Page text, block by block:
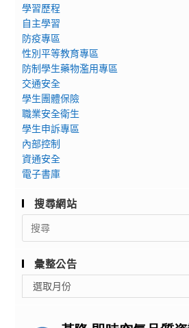
學習歷程
自主學習
防疫專區
性別平等教育專區
防制學生藥物濫用專區
交通安全
學生團體保險
職業安全衛生
學生申訴專區
內部控制
資通安全
電子書庫
搜尋網站
Search
for:
彙整公告
整
選取月份